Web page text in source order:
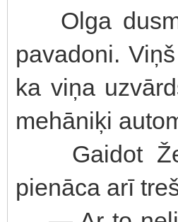
Olga
pavadoni.
ka viņa
mehāniķi
Gaidot
pienāca arī